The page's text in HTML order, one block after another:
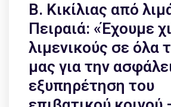
Β. Κικίλιας από
Πειραιά: «Έχουμε
λιμενικούς σε όλα
μας για την
εξυπηρέτηση του